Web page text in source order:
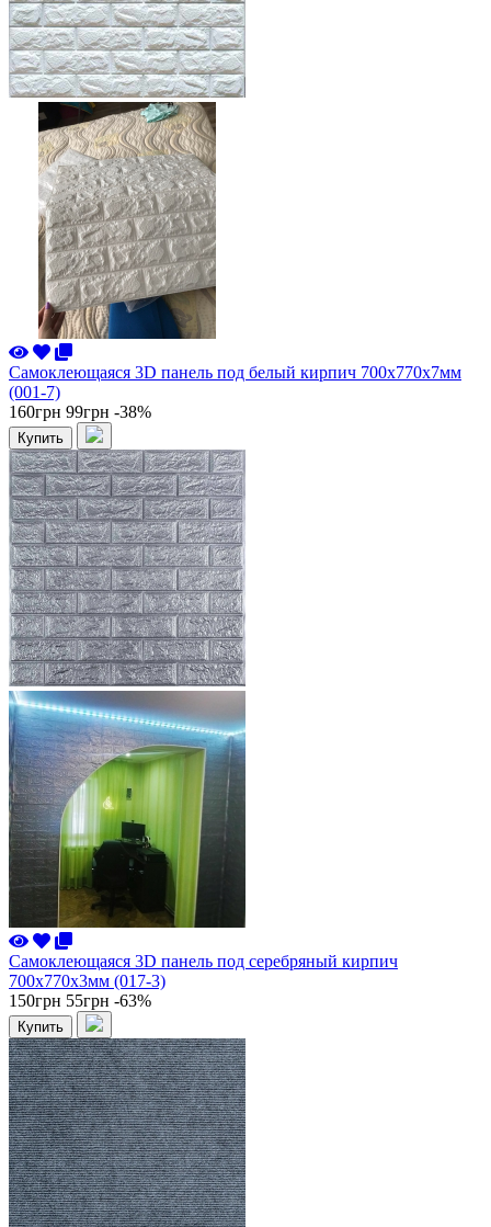
Самоклеющаяся 3D панель под белый кирпич 700x770x7мм
(001-7)
160грн 99грн -38%
Купить
Самоклеющаяся 3D панель под серебряный кирпич
700x770x3мм (017-3)
150грн 55грн -63%
Купить